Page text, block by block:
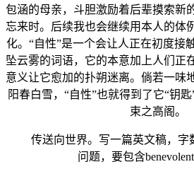
包涵的母亲，斗胆激励着后辈摸索新
忘来时。后续我也会继续用本人的体
化。“自性”是一个会让人正在初度接
坠云雾的词语，它的本意加上人们正
意义让它愈加的扑朔迷离。倘若一味
阳春白雪，“自性”也就得到了它“钥
束之高阁。
传送向世界。写一篇英文稿，字
问题，要包含